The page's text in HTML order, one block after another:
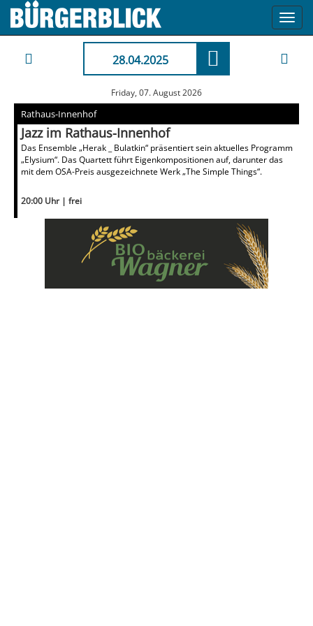
28.04.2025
Friday, 07. August 2026
Rathaus-Innenhof
Jazz im Rathaus-Innenhof
Das Ensemble „Herak _ Bulatkin“ präsentiert sein aktuelles Programm
„Elysium“. Das Quartett führt Eigenkompositionen auf, darunter das
mit dem OSA-Preis ausgezeichnete Werk „The Simple Things“.
20:00 Uhr | frei